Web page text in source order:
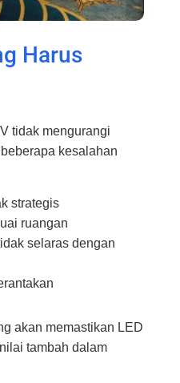
Harus
tidak mengurangi
kesalahan
strategis
ruangan
selaras dengan
akan memastikan LED
tambah dalam